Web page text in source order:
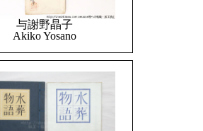
与謝野晶子
Akiko Yosano